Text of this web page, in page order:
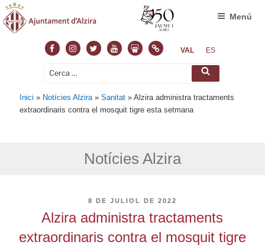
FacebookInstagram
TwitterYoutubeSlideshare
NormasVAL ES
Cerca: Cerca
Menú
Inici » Notícies Alzira »Sanitat »Alzira administra tractaments
extraordinaris contra el mosquit tigre esta setmana
Notícies Alzira
PUBLICAT
8 DE JULIOL DE 2022
Alzira administra tractaments
extraordinaris contra el mosquit tigre